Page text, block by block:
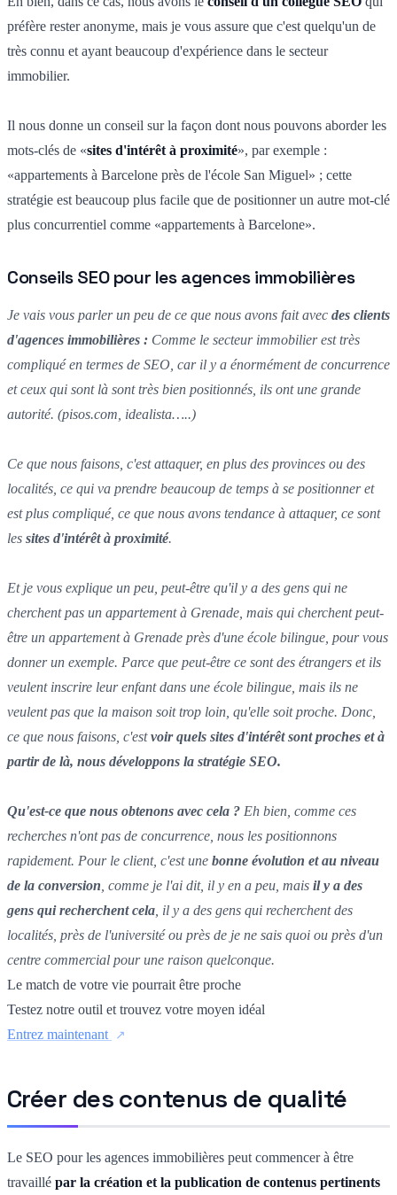
préfère rester anonyme, mais je vous assure que c'est quelqu'un de
très connu et ayant beaucoup d'expérience dans le secteur
immobilier.
Il nous donne un conseil sur la façon dont nous pouvons aborder les
mots-clés de «sites d'intérêt à proximité», par exemple :
«appartements à Barcelone près de l'école San Miguel» ; cette
stratégie est beaucoup plus facile que de positionner un autre mot-clé
plus concurrentiel comme «appartements à Barcelone».
Conseils SEO pour les agences immobilières
Je vais vous parler un peu de ce que nous avons fait avec des clients
d'agences immobilières : Comme le secteur immobilier est très
compliqué en termes de SEO, car il y a énormément de concurrence
et ceux qui sont là sont très bien positionnés, ils ont une grande
autorité. (pisos.com, idealista…..)
Ce que nous faisons, c'est attaquer, en plus des provinces ou des
localités, ce qui va prendre beaucoup de temps à se positionner et
est plus compliqué, ce que nous avons tendance à attaquer, ce sont
les sites d'intérêt à proximité.
Et je vous explique un peu, peut-être qu'il y a des gens qui ne
cherchent pas un appartement à Grenade, mais qui cherchent peut-
être un appartement à Grenade près d'une école bilingue, pour vous
donner un exemple. Parce que peut-être ce sont des étrangers et ils
veulent inscrire leur enfant dans une école bilingue, mais ils ne
veulent pas que la maison soit trop loin, qu'elle soit proche. Donc,
ce que nous faisons, c'estvoir quels sites d'intérêt sont proches et à
partir de là, nous développons la stratégie SEO.
Qu'est-ce que nous obtenons avec cela ? Eh bien, comme ces
recherches n'ont pas de concurrence, nous les positionnons
rapidement. Pour le client, c'est une bonne évolution et au niveau
de la conversion , comme je l'ai dit, il y en a peu, mais il y a des
gens qui recherchent cela , il y a des gens qui recherchent des
localités, près de l'université ou près de je ne sais quoi ou près d'un
centre commercial pour une raison quelconque.
Le match de votre vie pourrait être proche
Testez notre outil et trouvez votre moyen idéal
Entrez maintenant
Créer des contenus de qualité
Le SEO pour les agences immobilières peut commencer à être
travaillé par la création et la publication de contenus pertinents